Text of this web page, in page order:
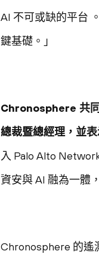
AI 不可或缺的平台
鍵基礎。」
Chronosphere 共
總裁暨總經理，並
入 Palo Alto
資安與 AI 融為一體
Chronosphere 的遙